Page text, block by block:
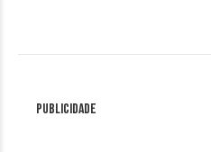
Publicidade